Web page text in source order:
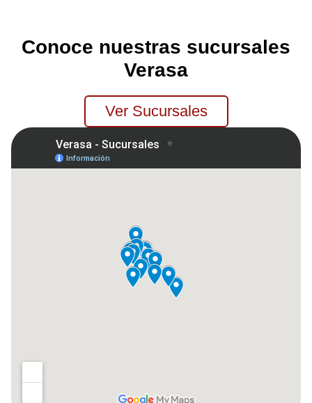
Conoce nuestras sucursales
Verasa
Ver Sucursales